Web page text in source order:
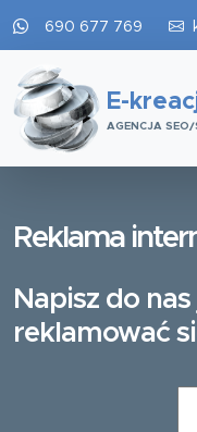
690 677 769
E-
AGENCJA SEO/
Reklama
Napisz do
reklamować